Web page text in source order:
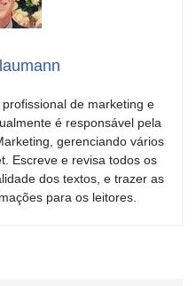
de marketing e
é responsável pela
gerenciando vários
Escreve e revisa todos os
dos textos, e trazer as
para os leitores.